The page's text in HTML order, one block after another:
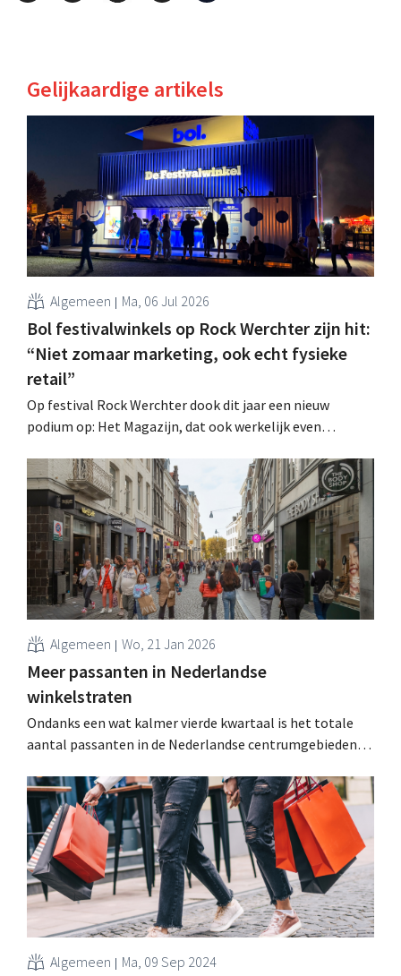
Gelijkaardige artikels
Algemeen Ma, 06 Jul 2026
Bol festivalwinkels op Rock Werchter zijn hit:
“Niet zomaar marketing, ook echt fysieke
retail”
Op festival Rock Werchter dook dit jaar een nieuw
podium op: Het Magazijn, dat ook werkelijk even
unieke kans tot branding, maar ook om onze klanten te
leren kennen. Zoveel van onze medewerkers willen er
werken dat we moeten loten”, zegt Bram Vromans,
Country Lead Belgium. .
Algemeen Wo, 21 Jan 2026
Meer passanten in Nederlandse
winkelstraten
Ondanks een wat kalmer vierde kwartaal is het totale
aantal passanten in de Nederlandse centrumgebieden
Bij de grotere steden presteerden Den Haag, Leiden en
Algemeen Ma, 09 Sep 2024